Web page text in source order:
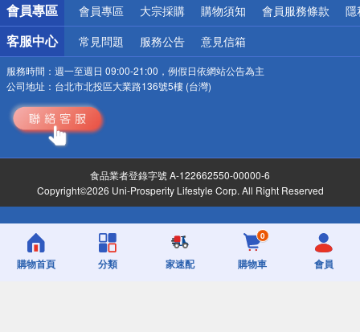
會員專區 會員專區 大宗採購 購物須知 會員服務條款 隱
客服中心 常見問題 服務公告 意見信箱
服務時間： 週一至週日 09:00-21:00，例假日依網站公告為主
公司地址： 台北市北投區大業路136號5樓 (台灣)
食品業者登錄字號 A-122662550-00000-6
Copyright©2026 Uni-Prosperity Lifestyle Corp. All Right Reserved
購物首頁 分類 家速配
0
購物車 會員